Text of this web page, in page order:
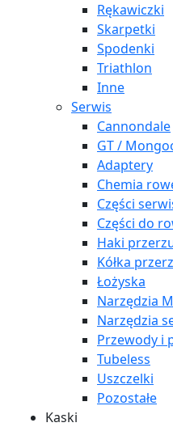
Rękawiczki
Skarpetki
Spodenki
Triathlon
Inne
Serwis
Cannondale
GT /
Adaptery
Chemia
Części
Części do
Haki
Kółka
Łożyska
Narzędzia
Narzędzia
Przewody i
Tubeless
Uszczelki
Pozostałe
Kaski